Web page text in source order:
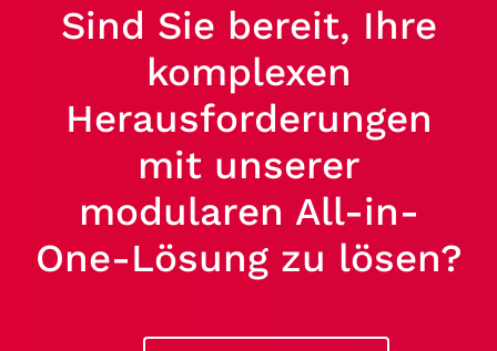
Sind Sie bereit, Ihre
komplexen
Herausforderungen
mit unserer
modularen All-in-
One-Lösung zu lösen?